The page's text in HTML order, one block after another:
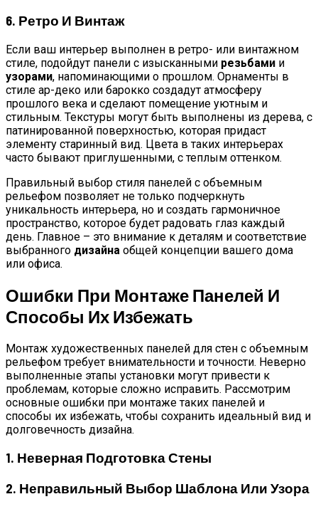
6. Ретро И Винтаж
Если ваш интерьер выполнен в ретро- или винтажном
стиле, подойдут панели с изысканными резьбами и
узорами, напоминающими о прошлом. Орнаменты в
стиле ар-деко или барокко создадут атмосферу
прошлого века и сделают помещение уютным и
стильным. Текстуры могут быть выполнены из дерева, с
патинированной поверхностью, которая придаст
элементу старинный вид. Цвета в таких интерьерах
часто бывают приглушенными, с теплым оттенком.
Правильный выбор стиля панелей с объемным
рельефом позволяет не только подчеркнуть
уникальность интерьера, но и создать гармоничное
пространство, которое будет радовать глаз каждый
день. Главное – это внимание к деталям и соответствие
выбранного дизайна общей концепции вашего дома
или офиса.
Ошибки При Монтаже Панелей И
Способы Их Избежать
Монтаж художественных панелей для стен с объемным
рельефом требует внимательности и точности. Неверно
выполненные этапы установки могут привести к
проблемам, которые сложно исправить. Рассмотрим
основные ошибки при монтаже таких панелей и
способы их избежать, чтобы сохранить идеальный вид и
долговечность дизайна.
1. Неверная Подготовка Стены
2. Неправильный Выбор Шаблона Или Узора